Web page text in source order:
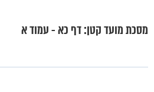
מסכת מועד קטן: דף כא - עמוד א